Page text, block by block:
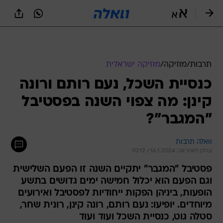
תרבות/מוזיקה/מוזיקה ישראלית
כנסיית השכל, נעם רותם ורונה
קינן: מה צפוי השנה בפסטיבל
"המגבר"?
וואלה תרבות
עודכן לאחרונה: 16.1.2024 / 10:12
פסטיבל "המגבר" יתקיים השנה זו הפעם השלישית
וגם הפעם הוא יכלול חמישה ימים גדושים בתשע
הופעות, ביניהן הפקות ייחודיות לפסטיבל ואירועים
מיוחדים. יופיעו: נעם רותם, רונה קינן, רונית שחר,
סטלה גוט, כנסיית השכל ועוד ועוד